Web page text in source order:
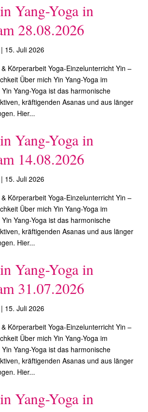
Yang-Yoga in
28.08.2026
| 15. Juli 2026
Körperarbeit Yoga-Einzelunterricht Yin –
Über mich Yin Yang-Yoga im
Yang-Yoga ist das harmonische
kräftigenden Asanas und aus länger
Hier...
Yang-Yoga in
14.08.2026
| 15. Juli 2026
Körperarbeit Yoga-Einzelunterricht Yin –
Über mich Yin Yang-Yoga im
Yang-Yoga ist das harmonische
kräftigenden Asanas und aus länger
Hier...
Yang-Yoga in
31.07.2026
| 15. Juli 2026
Körperarbeit Yoga-Einzelunterricht Yin –
Über mich Yin Yang-Yoga im
Yang-Yoga ist das harmonische
kräftigenden Asanas und aus länger
Hier...
Yang-Yoga in